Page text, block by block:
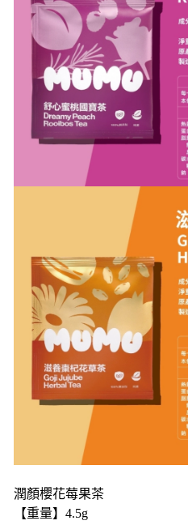
潤顏櫻花莓果茶
【重量】4.5g